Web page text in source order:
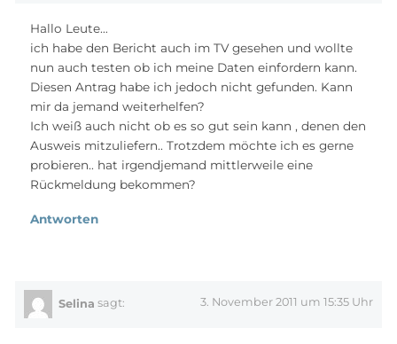
Hallo Leute…
ich habe den Bericht auch im TV gesehen und wollte
nun auch testen ob ich meine Daten einfordern kann.
Diesen Antrag habe ich jedoch nicht gefunden. Kann
mir da jemand weiterhelfen?
Ich weiß auch nicht ob es so gut sein kann , denen den
Ausweis mitzuliefern.. Trotzdem möchte ich es gerne
probieren.. hat irgendjemand mittlerweile eine
Rückmeldung bekommen?
Antworten
Selina sagt: 3. November 2011 um 15:35 Uhr